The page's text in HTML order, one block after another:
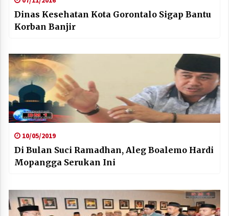
Dinas Kesehatan Kota Gorontalo Sigap Bantu
Korban Banjir
10/05/2019
Di Bulan Suci Ramadhan, Aleg Boalemo Hardi
Mopangga Serukan Ini